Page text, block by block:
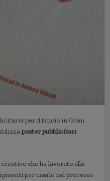
per il lancio in Gran
poster pubblicitari
che ha lavorato alla
per usarlo nel processo